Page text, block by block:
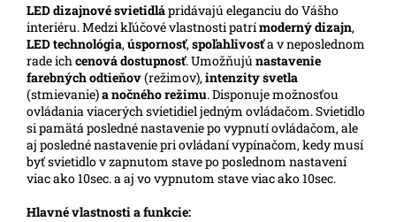
LEDdizajnové svietidlápridávajú eleganciu do Vášho
interiéru.Medzi kľúčové vlastnosti patrímoderný dizajn,
LED technológia,úspornosť,spoľahlivosťa v neposlednom
rade ichcenová dostupnosť. Umožňujú nastavenie
farebných odtieňov(režimov),intenzity svetla
(stmievanie)a nočného režimu. Disponuje možnosťou
ovládania viacerých svietidiel jedným ovládačom. Svietidlo
si pamätá posledné nastavenie po vypnutí ovládačom, ale
aj posledné nastavenie pri ovládaní vypínačom, kedy musí
byť svietidlo v zapnutom stave po poslednom nastavení
viac ako 10sec. a aj vo vypnutom stave viac ako 10sec.
Hlavné vlastnosti a funkcie: